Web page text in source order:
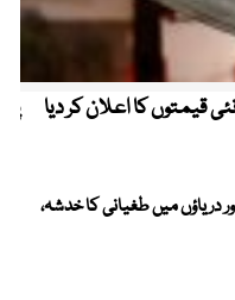
قیمتوں کا اعلان کر دیا
اور دریاؤں میں طغیانی کا خدشہ،